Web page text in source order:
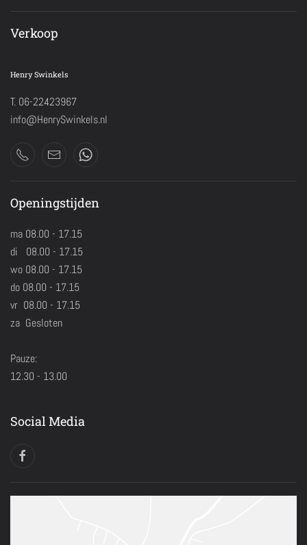
Verkoop
Henry Swinkels
T. 06-22423967
info@HenrySwinkels.nl
Openingstijden
ma 08.00 - 17.15
di 08.00 - 17.15
wo 08.00 - 17.15
do 08.00 - 17.15
vr 08.00 - 17.15
za Gesloten
Pauze:
12.30 - 13.00
Social Media